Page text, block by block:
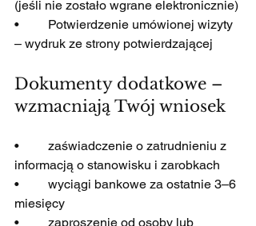
(jeśli nie zostało wgrane elektronicznie)
•         Potwierdzenie umówionej wizyty
– wydruk ze strony potwierdzającej
Dokumenty dodatkowe –
wzmacniają Twój wniosek
•         zaświadczenie o zatrudnieniu z
informacją o stanowisku i zarobkach
•         wyciągi bankowe za ostatnie 3–6
miesięcy
•         zaproszenie od osoby lub